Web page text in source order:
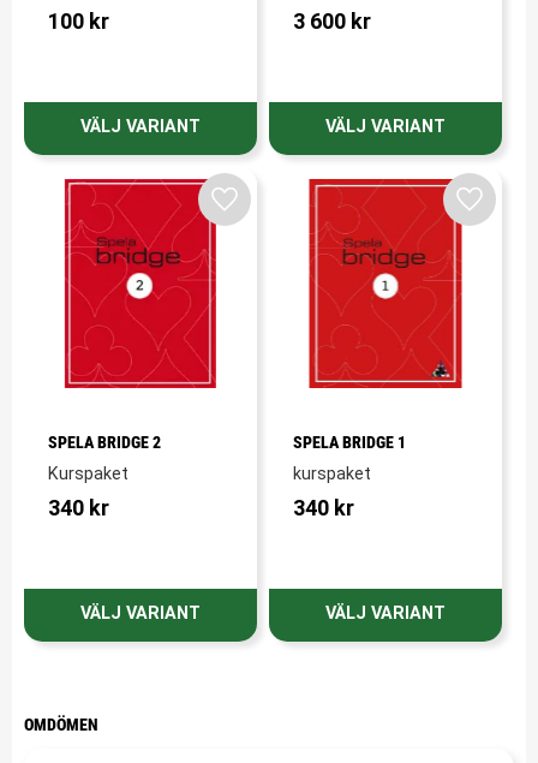
OMDÖMEN
100 kr 3 600 kr
SPELA BRIDGE 2
Kurspaket
340 kr
Lägg till i favoriter
SPELA BRIDGE 1
kurspaket
340 kr
Lägg